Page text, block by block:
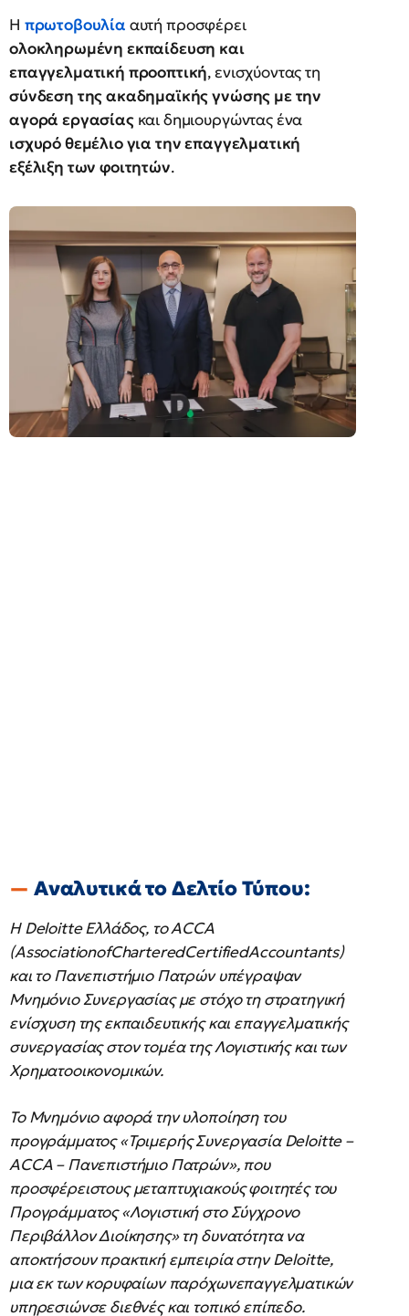
Η πρωτοβουλία αυτή προσφέρει
ολοκληρωμένη εκπαίδευση και
επαγγελματική προοπτική, ενισχύοντας τη
σύνδεση της ακαδημαϊκής γνώσης με την
αγορά εργασίαςκαι δημιουργώντας ένα
ισχυρό θεμέλιο για την επαγγελματική
εξέλιξη των φοιτητών.
Αναλυτικά το Δελτίο Τύπου:
Η Deloitte Ελλάδος, το ACCA
(AssociationofCharteredCertifiedAccountants)
και το Πανεπιστήμιο Πατρών υπέγραψαν
Μνημόνιο Συνεργασίας με στόχο τη στρατηγική
ενίσχυση της εκπαιδευτικής και επαγγελματικής
συνεργασίας στον τομέα της Λογιστικής και των
Χρηματοοικονομικών.
Το Μνημόνιο αφορά την υλοποίηση του
προγράμματος «Τριμερής Συνεργασία Deloitte –
ACCA – Πανεπιστήμιο Πατρών», που
προσφέρειστους μεταπτυχιακούς φοιτητές του
Προγράμματος «Λογιστική στο Σύγχρονο
Περιβάλλον Διοίκησης» τη δυνατότητα να
αποκτήσουν πρακτική εμπειρία στην Deloitte,
μια εκ των κορυφαίων παρόχωνεπαγγελματικών
υπηρεσιώνσε διεθνές και τοπικό επίπεδο.